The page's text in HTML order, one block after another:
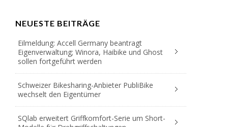
NEUESTE BEITRÄGE
Eilmeldung: Accell Germany beantragt
Eigenverwaltung; Winora, Haibike und Ghost
sollen fortgeführt werden
Schweizer Bikesharing-Anbieter PubliBike
wechselt den Eigentümer
SQlab erweitert Griffkomfort-Serie um Short-